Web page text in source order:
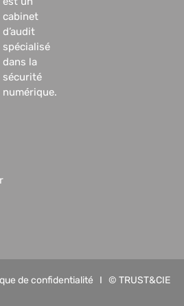
cabinet
d’audit
spécialisé
dans la
sécurité
numérique.
de confidentialité I © TRUST&CIE